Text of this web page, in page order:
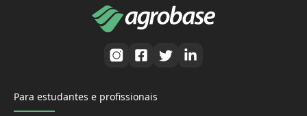
Para estudantes e profissionais